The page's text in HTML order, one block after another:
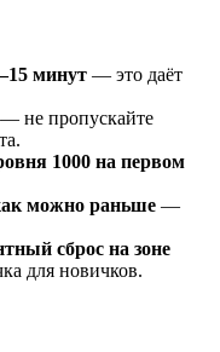
минут — это даёт
— не пропускайте
1000 на первом
можно раньше —
сброс на зоне
для новичков.